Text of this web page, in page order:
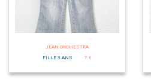
JEAN ORCHESTRA
FILLE 3 ANS
7 €